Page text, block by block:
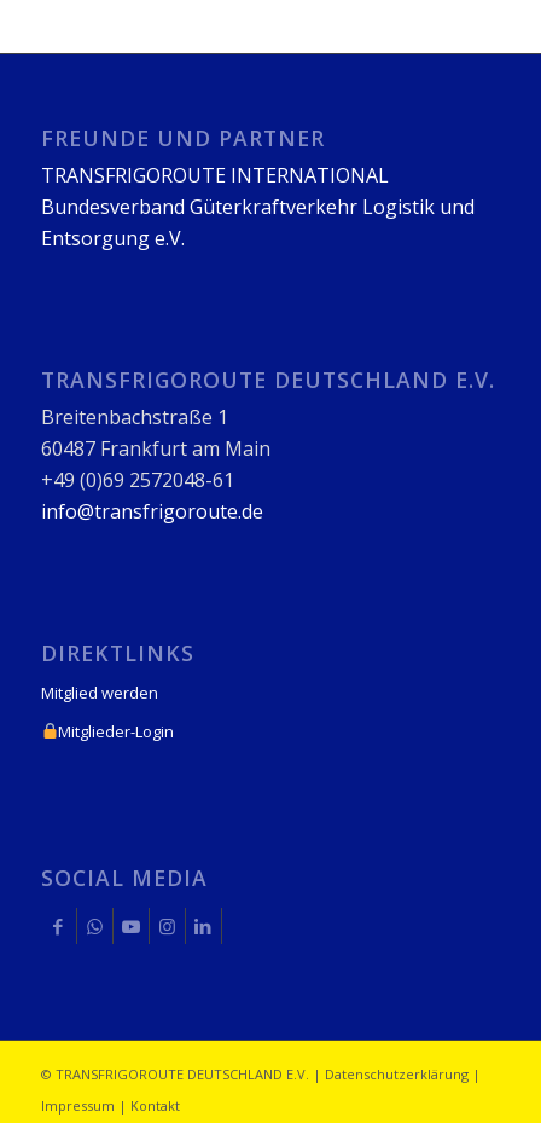
FREUNDE UND PARTNER
TRANSFRIGOROUTE INTERNATIONAL
Bundesverband Güterkraftverkehr Logistik und
Entsorgung e.V.
TRANSFRIGOROUTE DEUTSCHLAND E.V.
Breitenbachstraße 1
60487 Frankfurt am Main
+49 (0)69 2572048-61
info@transfrigoroute.de
DIREKTLINKS
Mitglied werden
Mitglieder-Login
SOCIAL MEDIA
© TRANSFRIGOROUTE DEUTSCHLAND E.V. | Datenschutzerklärung|
Impressum | Kontakt